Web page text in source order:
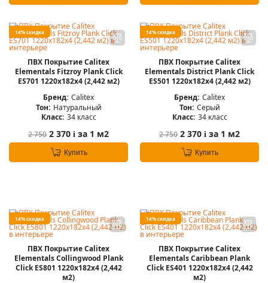
14% скидка
ПВХ Покрытие Calitex
Elementals Fitzroy Plank Click
ES701 1220x182x4 (2,442 м2)
Бренд: Calitex
Тон: Натуральный
Класс: 34 класс
2 750 2 370 i за 1 м2
Купить
14% скидка
ПВХ Покрытие Calitex
Elementals District Plank Click
ES501 1220x182x4 (2,442 м2)
Бренд: Calitex
Тон: Серый
Класс: 34 класс
2 750 2 370 i за 1 м2
Купить
14% скидка
ПВХ Покрытие Calitex
Elementals Collingwood Plank
Click ES801 1220x182x4 (2,442
м2)
14% скидка
ПВХ Покрытие Calitex
Elementals Caribbean Plank
Click ES401 1220x182x4 (2,442
м2)